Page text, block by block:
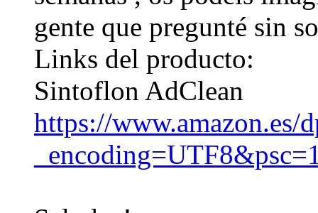
gente que pregunté sin
Links del producto:
Sintoflon AdClean
https://www.amazon.es/